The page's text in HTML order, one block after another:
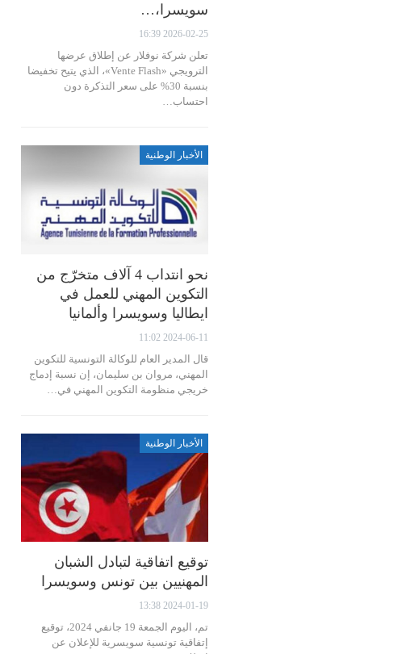
سويسرا،…
2026-02-25 16:39
تعلن شركة نوفلار عن إطلاق عرضها
الترويجي «Vente Flash»، الذي يتيح تخفيضا
بنسبة 30% على سعر التذكرة دون
احتساب…
الأخبار الوطنية
نحو انتداب 4 آلاف متخرّج من
التكوين المهني للعمل في
ايطاليا وسويسرا وألمانيا
2024-06-11 11:02
قال المدير العام للوكالة التونسية للتكوين
المهني، مروان بن سليمان، إن نسبة إدماج
خريجي منظومة التكوين المهني في…
الأخبار الوطنية
توقيع اتفاقية لتبادل الشبان
المهنيين بين تونس وسويسرا
2024-01-19 13:38
تم، اليوم الجمعة 19 جانفي 2024، توقيع
إتفاقية تونسية سويسرية للإعلان عن